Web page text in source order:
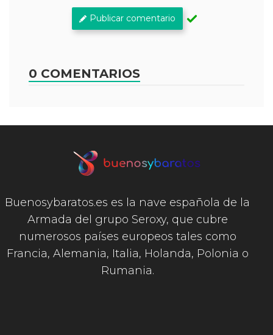
Publicar comentario
0 COMENTARIOS
Buenosybaratos.es es la nave española de la
Armada del grupo Seroxy, que cubre
numerosos países europeos tales como
Francia, Alemania, Italia, Holanda, Polonia o
Rumania.